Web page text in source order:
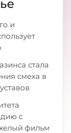
и
стала
смеха в
с
фильм